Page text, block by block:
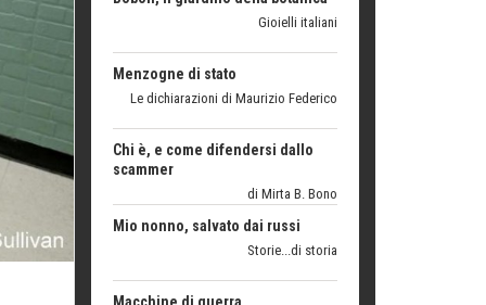
Menzogne di stato
Chi è, e come difendersi dallo
scammer
di Mirta B. Bono
Mio nonno, salvato dai russi
Storie...di storia
Macchine di guerra